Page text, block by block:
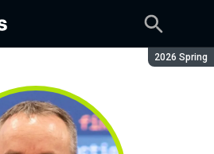
Сезон:
2026 Spring